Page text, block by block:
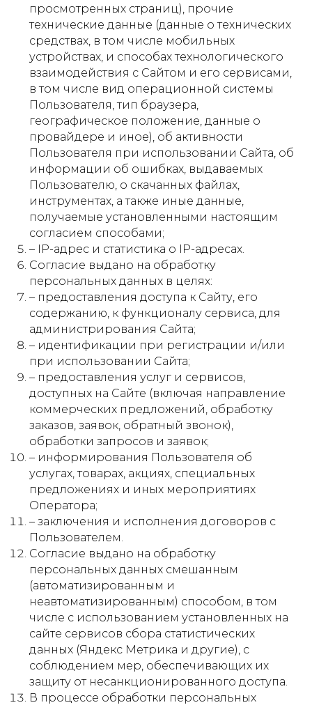
просмотренных страниц), прочие
технические данные (данные о технических
средствах, в том числе мобильных
устройствах, и способах технологического
взаимодействия с Сайтом и его сервисами,
в том числе вид операционной системы
Пользователя, тип браузера,
географическое положение, данные о
провайдере и иное), об активности
Пользователя при использовании Сайта, об
информации об ошибках, выдаваемых
Пользователю, о скачанных файлах,
инструментах, а также иные данные,
получаемые установленными настоящим
согласием способами;
– IP-адрес и статистика о IP-адресах.
Согласие выдано на обработку
персональных данных в целях:
– предоставления доступа к Сайту, его
содержанию, к функционалу сервиса, для
администрирования Сайта;
– идентификации при регистрации и/или
при использовании Сайта;
– предоставления услуг и сервисов,
доступных на Сайте (включая направление
коммерческих предложений, обработку
заказов, заявок, обратный звонок),
обработки запросов и заявок;
– информирования Пользователя об
услугах, товарах, акциях, специальных
предложениях и иных мероприятиях
Оператора;
– заключения и исполнения договоров с
Пользователем.
Согласие выдано на обработку
персональных данных смешанным
(автоматизированным и
неавтоматизированным) способом, в том
числе с использованием установленных на
сайте сервисов сбора статистических
данных (Яндекс Метрика и другие), с
соблюдением мер, обеспечивающих их
защиту от несанкционированного доступа.
В процессе обработки персональных